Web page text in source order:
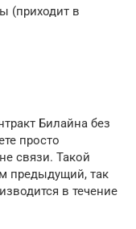
(приходит в
Билайна без
просто
связи. Такой
предыдущий, так
в течение